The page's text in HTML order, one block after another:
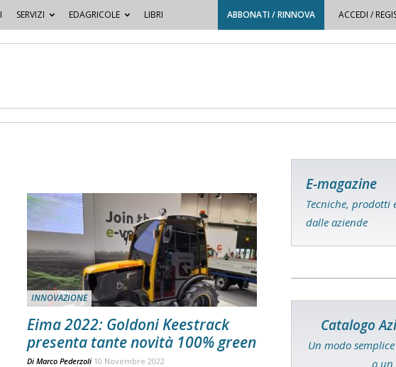
SERVIZI EDAGRICOLE LIBRI ABBONATI / RINNOVA ACCEDI /
INNOVAZIONE
Eima 2022: Goldoni Keestrack
presenta tante novità 100% green
Di Marco Pederzoli 10 Novembre 2022
E-magazine
Tecniche, prodotti
dalle aziende
Catalogo
Un modo
o